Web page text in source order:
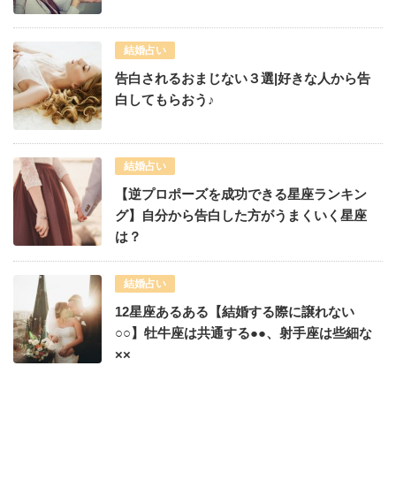
結婚占い
告白されるおまじない３選|好きな人から告
白してもらおう♪
結婚占い
【逆プロポーズを成功できる星座ランキン
グ】自分から告白した方がうまくいく星座
は？
結婚占い
12星座あるある【結婚する際に譲れない
○○】牡牛座は共通する●●、射手座は些細な
××